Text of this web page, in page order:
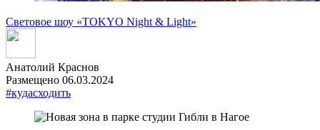
Световое шоу «TOKYO Night & Light»
Анатолий Краснов
Размещено 06.03.2024
#кудасходить